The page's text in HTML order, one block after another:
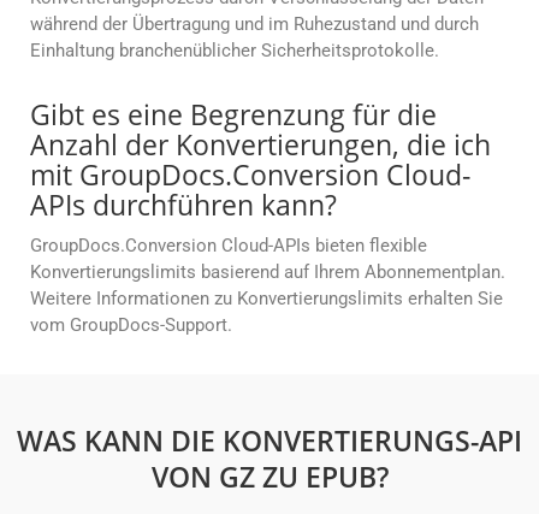
während der Übertragung und im Ruhezustand und durch
Einhaltung branchenüblicher Sicherheitsprotokolle.
Gibt es eine Begrenzung für die
Anzahl der Konvertierungen, die ich
mit GroupDocs.Conversion Cloud-
APIs durchführen kann?
GroupDocs.Conversion Cloud-APIs bieten flexible
Konvertierungslimits basierend auf Ihrem Abonnementplan.
Weitere Informationen zu Konvertierungslimits erhalten Sie
vom GroupDocs-Support.
WAS KANN DIE KONVERTIERUNGS-API
VON GZ ZU EPUB?